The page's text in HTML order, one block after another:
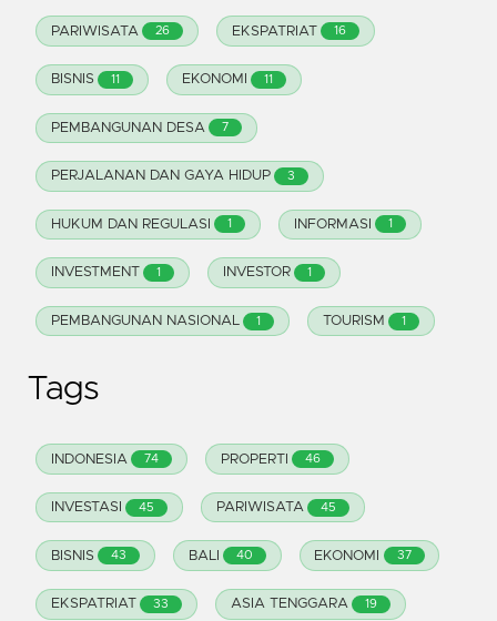
PARIWISATA 26 EKSPATRIAT 16
BISNIS 11 EKONOMI 11
PEMBANGUNAN DESA 7
PERJALANAN DAN GAYA HIDUP 3
HUKUM DAN REGULASI 1 INFORMASI 1
INVESTMENT 1 INVESTOR 1
PEMBANGUNAN NASIONAL 1 TOURISM 1
Tags
INDONESIA 74 PROPERTI 46
INVESTASI 45 PARIWISATA 45
BISNIS 43 BALI 40 EKONOMI 37
EKSPATRIAT 33 ASIA TENGGARA 19